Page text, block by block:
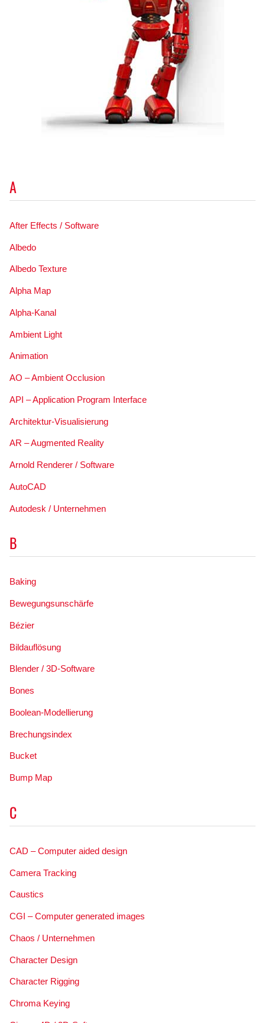
A
After Effects / Software
Albedo
Albedo Texture
Alpha Map
Alpha-Kanal
Ambient Light
Animation
AO – Ambient Occlusion
API – Application Program Interface
Architektur-Visualisierung
AR – Augmented Reality
Arnold Renderer / Software
AutoCAD
Autodesk / Unternehmen
B
Baking
Bewegungsunschärfe
Bézier
Bildauflösung
Blender / 3D-Software
Bones
Boolean-Modellierung
Brechungsindex
Bucket
Bump Map
C
CAD – Computer aided design
Camera Tracking
Caustics
CGI – Computer generated images
Chaos / Unternehmen
Character Design
Character Rigging
Chroma Keying